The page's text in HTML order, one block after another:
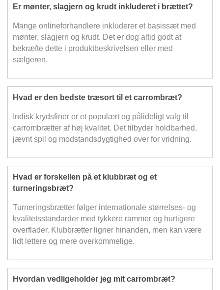
Er mønter, slagjern og krudt inkluderet i brættet?
Mange onlineforhandlere inkluderer et basissæt med
mønter, slagjern og krudt. Det er dog altid godt at
bekræfte dette i produktbeskrivelsen eller med
sælgeren.
Hvad er den bedste træsort til et carrombræt?
Indisk krydsfiner er et populært og pålideligt valg til
carrombrætter af høj kvalitet. Det tilbyder holdbarhed,
jævnt spil og modstandsdygtighed over for vridning.
Hvad er forskellen på et klubbræt og et
turneringsbræt?
Turneringsbrætter følger internationale størrelses- og
kvalitetsstandarder med tykkere rammer og hurtigere
overflader. Klubbrætter ligner hinanden, men kan være
lidt lettere og mere overkommelige.
Hvordan vedligeholder jeg mit carrombræt?